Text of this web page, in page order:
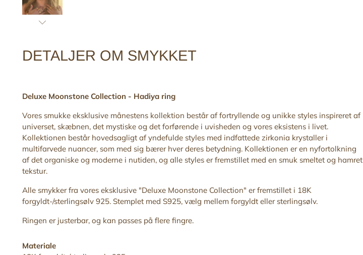
DETALJER OM SMYKKET
Deluxe Moonstone Collection - Hadiya ring
Vores smukke eksklusive månestens kollektion består af fortryllende og unikke styles inspireret af
universet, skæbnen, det mystiske og det forførende i uvisheden og vores eksistens i livet.
Kollektionen består hovedsagligt af yndefulde styles med indfattede zirkonia krystaller i
multifarvede nuancer, som med sig bærer hver deres betydning. Kollektionen er en nyfortolkning
af det organiske og moderne i nutiden, og alle styles er fremstillet med en smuk smeltet og hamret
tekstur.
Alle smykker fra vores eksklusive "Deluxe Moonstone Collection" er fremstillet i 18K
forgyldt-/sterlingsølv 925. Stemplet med S925, vælg mellem forgyldt eller sterlingsølv.
Ringen er justerbar,og kan passes på flere fingre.
Materiale